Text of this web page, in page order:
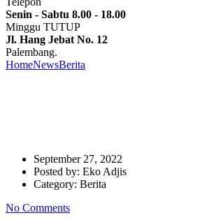
Senin - Sabtu 8.00 - 18.00
Minggu TUTUP
Jl. Hang Jebat No. 12
Palembang.
HomeNewsBerita
September 27, 2022
Posted by: Eko Adjis
Category: Berita
No Comments